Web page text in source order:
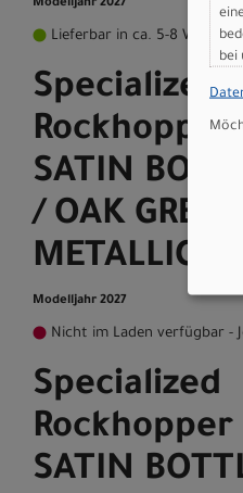
Modelljahr 2027
Lieferbar in ca. 5-8
Specialized
SATIN
/ OAK GREEN
METALLIC
Modelljahr 2027
Nicht im Laden verfügbar -
Specialized
SATIN
bei